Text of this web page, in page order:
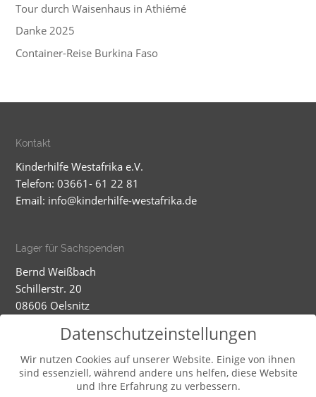
Tour durch Waisenhaus in Athiémé
Danke 2025
Container-Reise Burkina Faso
Kontakt
Kinderhilfe Westafrika e.V.
Telefon: 03661- 61 22 81
Email: info@kinderhilfe-westafrika.de
Lager für Sachspenden
Bernd Weißbach
Schillerstr. 20
08606 Oelsnitz
Dienstag - Mittwoch
9-12.00 und 13-16.00 Uhr (und nach Vereinbarung)
Datenschutzeinstellungen
Wir nutzen Cookies auf unserer Website. Einige von ihnen
sind essenziell, während andere uns helfen, diese Website
und Ihre Erfahrung zu verbessern.